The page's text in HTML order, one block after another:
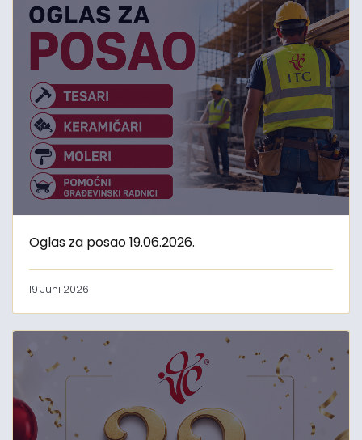
Oglas za posao 19.06.2026.
19 Juni 2026